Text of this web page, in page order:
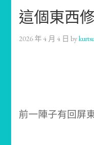
這個東西
2026 年 4 月 4 日 by
前一陣子有回屏